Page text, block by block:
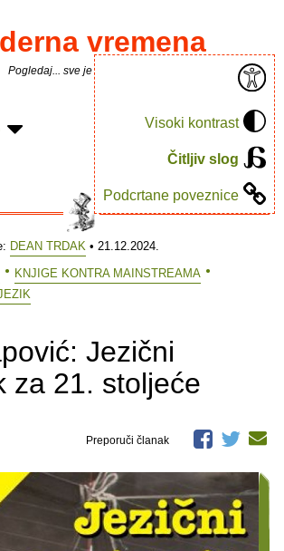
Visoki kontrast
Čitljiv slog
Podcrtane poveznice
vremena
Pogledaj... sve je puno knjiga.
DEAN TRDAK • 21.12.2024.
KNJIGE KONTRA MAINSTREAMA
Jezični
za 21. stoljeće
Preporuči članak